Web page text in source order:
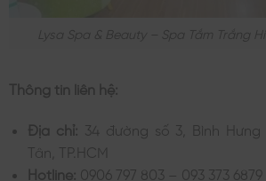
Lysa Spa & Beauty – Spa Tắm Trắng
Thông tin liên hệ:
Địa chỉ: 34 đường số 3, Bình
Tân, TP.HCM
Hotline: 0906 797 803 – 093 373 6879